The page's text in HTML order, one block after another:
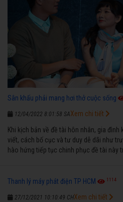
Sân khấu phải mang hơi thở cuộc sống
12/04/2022 8:01:58 SA
Khi kịch bản về đề tài hôn nhân, gia
viết, cách bố cục và tư duy dễ dãi như
hào hứng tiếp tục chinh phục đề tài này
Xem chi tiết
Thanh lý máy phát điện TP HCM 1114
27/12/2021 10:10:49 CHXem chi tiết